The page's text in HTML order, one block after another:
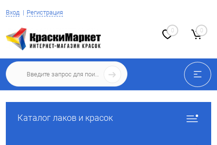
Вход Регистрация
0 0
Каталог лаков и красок